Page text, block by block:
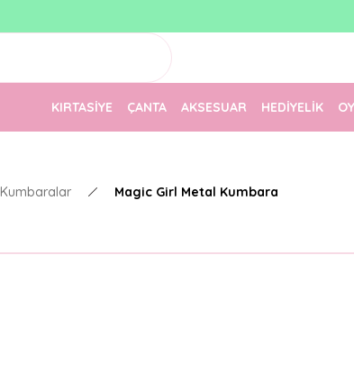
1500
KIRTASİYE ÇANTA AKSESUAR HEDİYELİK
Kumbaralar Magic Girl Metal Kumbara